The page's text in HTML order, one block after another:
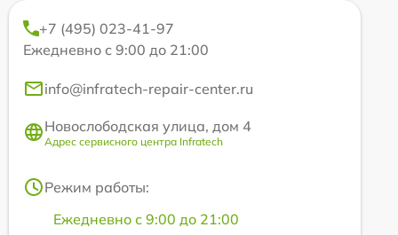
+7 (495) 023-41-97
Ежедневно с 9:00 до 21:00
info@infratech-repair-center.ru
Новослободская улица, дом 4
Адрес сервисного центра Infratech
Режим работы:
Ежедневно с 9:00 до 21:00